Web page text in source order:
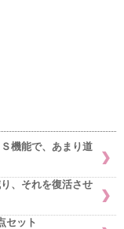
機能で、あまり道
、それを復活させ
セット